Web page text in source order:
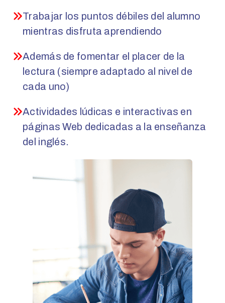
Trabajar los puntos débiles del alumno
mientras disfruta aprendiendo
Además de fomentar el placer de la
lectura (siempre adaptado al nivel de
cada uno)
Actividades lúdicas e interactivas en
páginas Web dedicadas a la enseñanza
del inglés.